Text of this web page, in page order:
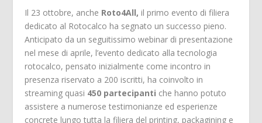
Il 23 ottobre, anche Roto4All, il primo evento di filiera
dedicato al Rotocalco ha segnato un successo pieno.
Anticipato da un seguitissimo webinar di presentazione
nel mese di aprile, l’evento dedicato alla tecnologia
rotocalco, pensato inizialmente come incontro in
presenza riservato a 200 iscritti, ha coinvolto in
streaming quasi 450 partecipanti che hanno potuto
assistere a numerose testimonianze ed esperienze
concrete lungo tutta la filiera del printing, packagining e